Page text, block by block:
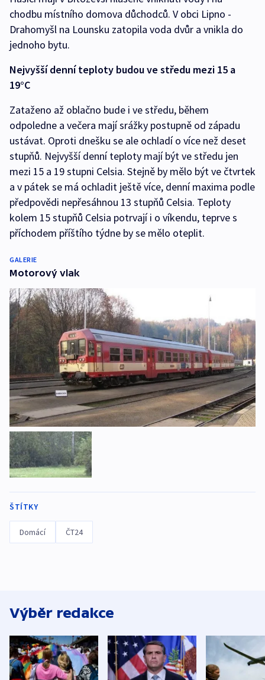
chodbu místního domova důchodců. V obci Lipno -
Drahomyšl na Lounsku zatopila voda dvůr a vnikla do
jednoho bytu.
Nejvyšší denní teploty budou ve středu mezi 15 a
19°C
Zataženo až oblačno bude i ve středu, během
odpoledne a večera mají srážky postupně od západu
ustávat. Oproti dnešku se ale ochladí o více než deset
stupňů. Nejvyšší denní teploty mají být ve středu jen
mezi 15 a 19 stupni Celsia. Stejně by mělo být ve čtvrtek
a v pátek se má ochladit ještě více, denní maxima podle
předpovědi nepřesáhnou 13 stupňů Celsia. Teploty
kolem 15 stupňů Celsia potrvají i o víkendu, teprve s
příchodem příštího týdne by se mělo oteplit.
GALERIE
Motorový vlak
ŠTÍTKY
Domácí ČT24
Výběr redakce